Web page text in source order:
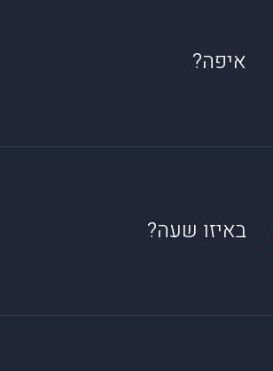
איפה?
באיזו שעה?